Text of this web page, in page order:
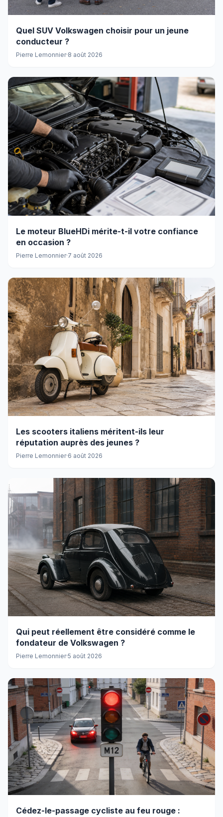
Quel SUV Volkswagen choisir pour un jeune
conducteur ?
Pierre Lemonnier·8 août 2026
Le moteur BlueHDi mérite-t-il votre confiance
en occasion ?
Pierre Lemonnier·7 août 2026
Les scooters italiens méritent-ils leur
réputation auprès des jeunes ?
Pierre Lemonnier·6 août 2026
Qui peut réellement être considéré comme le
fondateur de Volkswagen ?
Pierre Lemonnier·5 août 2026
Cédez-le-passage cycliste au feu rouge :